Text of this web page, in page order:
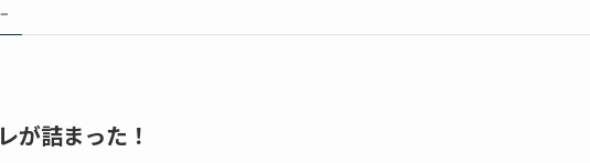
が詰まった！